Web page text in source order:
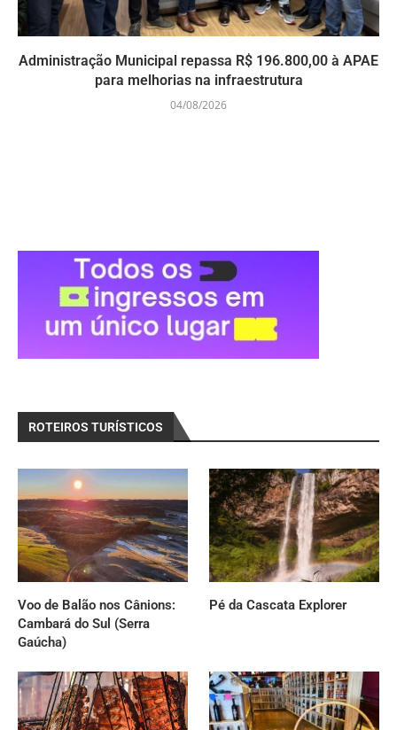
Administração Municipal repassa R$ 196.800,00 à APAE
para melhorias na infraestrutura
04/08/2026
ROTEIROS TURÍSTICOS
Voo de Balão nos Cânions:
Cambará do Sul (Serra
Gaúcha)
Pé da Cascata Explorer